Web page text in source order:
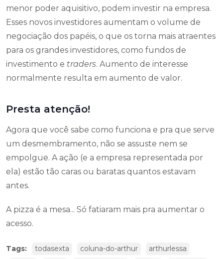
menor poder aquisitivo, podem investir na empresa.
Esses novos investidores aumentam o volume de
negociação dos papéis, o que os torna mais atraentes
para os grandes investidores, como fundos de
investimento e traders. Aumento de interesse
normalmente resulta em aumento de valor.
Presta atenção!
Agora que você sabe como funciona e pra que serve
um desmembramento, não se assuste nem se
empolgue. A ação (e a empresa representada por
ela) estão tão caras ou baratas quantos estavam
antes.
A pizza é a mesa... Só fatiaram mais pra aumentar o
acesso.
Tags: todasexta coluna-do-arthur
arthurlessa